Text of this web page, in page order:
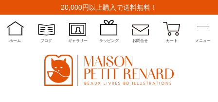
20,000円以上購入で送料無料！
ホーム ブログ ギャラリー ラッピング お問合せ カート メニュー